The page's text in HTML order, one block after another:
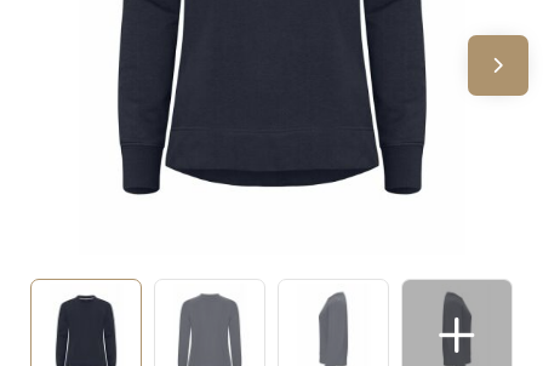
Voor de bouw
Zomergeschenken
Zomerpakketten